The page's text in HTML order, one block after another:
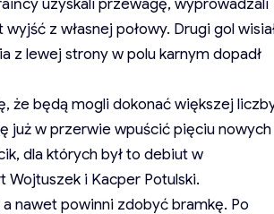
uzyskali przewagę, wyprowadzali
z własnej połowy. Drugi gol
z lewej strony w polu karnym dopadł
że będą mogli dokonać większej
już w przerwie wpuścić pięciu nowych
dla których był to debiut w
i Kacper Potulski.
nawet powinni zdobyć bramkę. Po